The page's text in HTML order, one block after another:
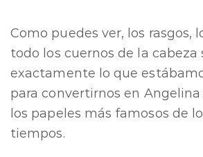
Como puedes ver, los rasgos,
todo los cuernos de la cabeza
exactamente lo que
para convertirnos en
los papeles más famosos de
tiempos.